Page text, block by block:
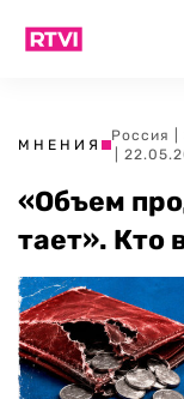
МНЕНИЯ
Россия
|
«Объем
тает». Кто